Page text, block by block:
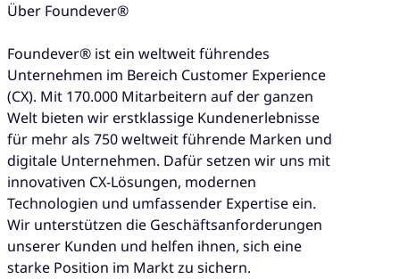
Über Foundever®
Foundever® ist ein weltweit führendes
Unternehmen im Bereich Customer Experience
(CX). Mit 170.000 Mitarbeitern auf der ganzen
Welt bieten wir erstklassige Kundenerlebnisse
für mehr als 750 weltweit führende Marken und
digitale Unternehmen. Dafür setzen wir uns mit
innovativen CX-Lösungen, modernen
Technologien und umfassender Expertise ein.
Wir unterstützen die Geschäftsanforderungen
unserer Kunden und helfen ihnen, sich eine
starke Position im Markt zu sichern.